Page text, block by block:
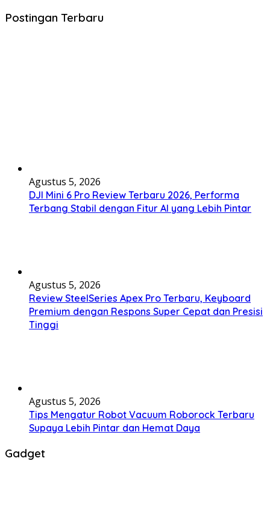
Postingan Terbaru
Agustus 5, 2026
DJI Mini 6 Pro Review Terbaru 2026, Performa
Terbang Stabil dengan Fitur AI yang Lebih Pintar
Agustus 5, 2026
Review SteelSeries Apex Pro Terbaru, Keyboard
Premium dengan Respons Super Cepat dan Presisi
Tinggi
Agustus 5, 2026
Tips Mengatur Robot Vacuum Roborock Terbaru
Supaya Lebih Pintar dan Hemat Daya
Gadget